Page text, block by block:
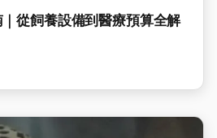
從飼養設備到醫療預算全解